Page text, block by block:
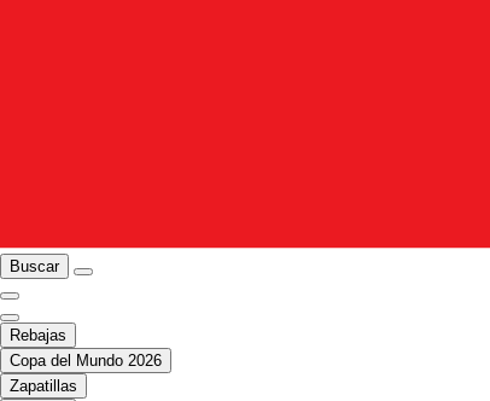
Buscar
Rebajas
Copa del Mundo 2026
Zapatillas